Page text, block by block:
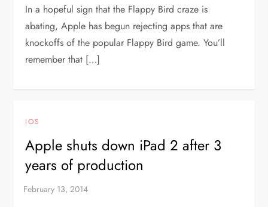
In a hopeful sign that the Flappy Bird craze is
abating, Apple has begun rejecting apps that are
knockoffs of the popular Flappy Bird game. You’ll
remember that […]
IOS
Apple shuts down iPad 2 after 3
years of production